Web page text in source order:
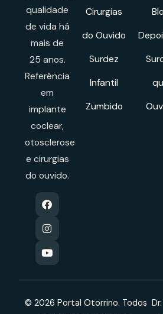
qualidade
de vida há
mais de
25 anos.
Referência
em
implante
coclear,
otosclerose
e cirurgias
do ouvido.
Cirurgias
do Ouvido
Surdez
Infantil
Zumbido
© 2026 Portal Otorrino. Todos